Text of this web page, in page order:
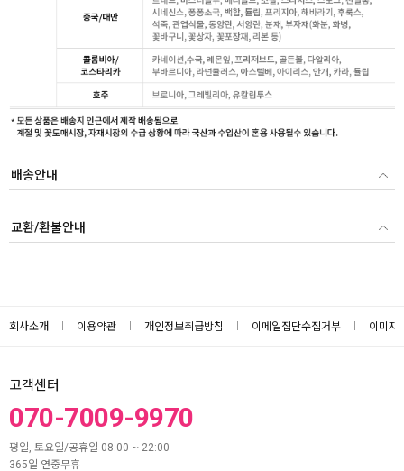
배송안내
교환/환불안내
회사소개 이용약관 개인정보취급방침 이메일집단수집거부 이미지
고객센터
070-7009-9970
평일, 토요일/공휴일 08:00 ~ 22:00
365일 연중무휴